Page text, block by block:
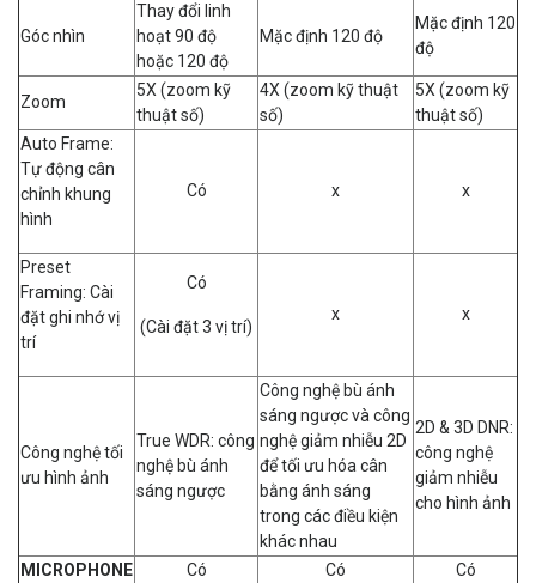
Góc nhìn
Thay đổi linh
hoạt 90 độ
hoặc 120 độ
Mặc định 120 độ
Mặc định 120
độ
Zoom
5X (zoom kỹ
thuật số)
4X (zoom kỹ thuật
số)
5X (zoom kỹ
thuật số)
Auto Frame:
Tự động cân
chỉnh khung
hình
Có x x
Preset
Framing: Cài
đặt ghi nhớ vị
trí
Có
(Cài đặt 3 vị trí)
x x
Công nghệ tối
ưu hình ảnh
True WDR: công
nghệ bù ánh
sáng ngược
Công nghệ bù ánh
sáng ngược và công
nghệ giảm nhiễu 2D
để tối ưu hóa cân
bằng ánh sáng
trong các điều kiện
khác nhau
2D & 3D DNR:
công nghệ
giảm nhiễu
cho hình ảnh
MICROPHONE Có Có
Có